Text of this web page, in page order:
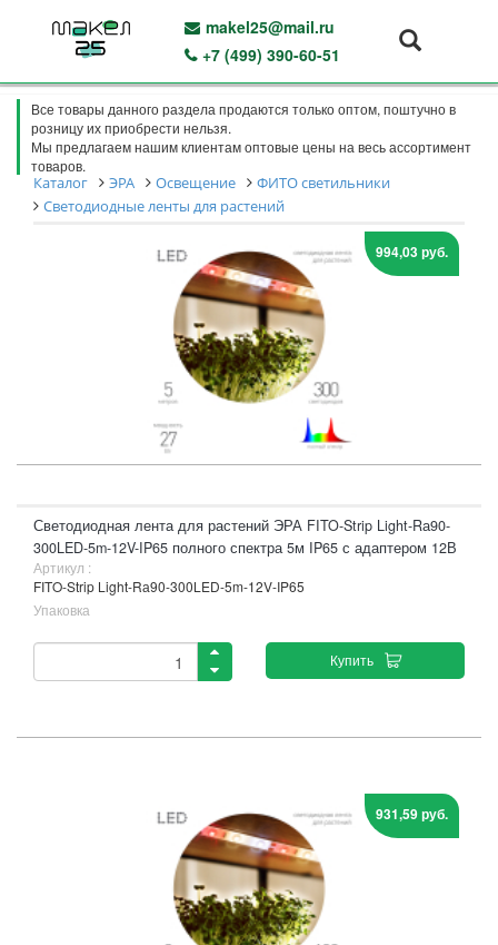
makel25@mail.ru
+7 (499) 390-60-51
Все товары данного раздела продаются только оптом, поштучно в
розницу их приобрести нельзя.
Мы предлагаем нашим клиентам оптовые цены на весь ассортимент
товаров.
Каталог ЭРА Освещение
ФИТО светильники
Светодиодные ленты для растений
994,03 руб.
Светодиодная лента для растений ЭРА FITO-Strip Light-Rа90-
300LED-5m-12V-IP65 полного спектра 5м IP65 с адаптером 12В
Артикул :
FITO-Strip Light-Rа90-300LED-5m-12V-IP65
Упаковка
Купить
931,59 руб.